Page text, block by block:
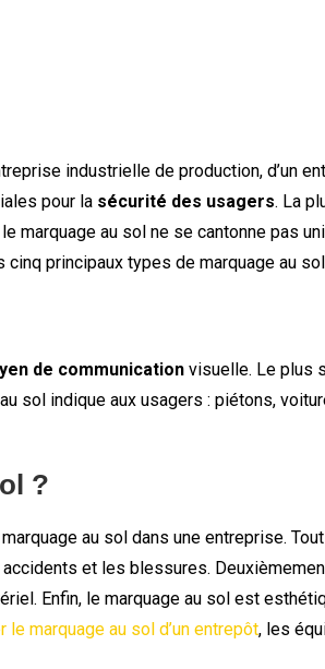
industrielle de production, d’un
pour la sécurité des usagers. La
marquage au sol ne se cantonne pas
principaux types de marquage au
de communication visuelle. Le plus
sol indique aux usagers : piétons,
?
au sol dans une entreprise.
et les blessures.
Enfin, le marquage au sol est
le marquage au sol d’un entrepôt, les